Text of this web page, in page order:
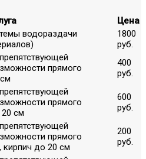
Цена
водораздачи
1800
руб.
прямого
400
руб.
прямого
см
600
руб.
прямого
кирпич до 20 см
200
руб.